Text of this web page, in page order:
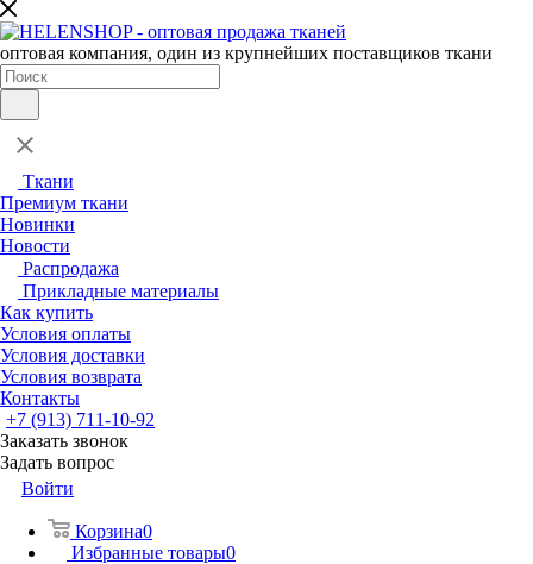
оптовая компания, один из крупнейших поставщиков ткани
Ткани
Премиум ткани
Новинки
Новости
Распродажа
Прикладные материалы
Как купить
Условия оплаты
Условия доставки
Условия возврата
Контакты
+7 (913) 711-10-92
Заказать звонок
Задать вопрос
Войти
Корзина0
Избранные товары0